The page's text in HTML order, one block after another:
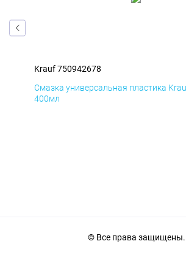
Krauf 750942678
Смазка универсальная пластика
400мл
© Все права защищены.